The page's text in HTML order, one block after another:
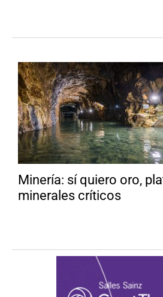
Minería: sí quiero oro,
minerales críticos